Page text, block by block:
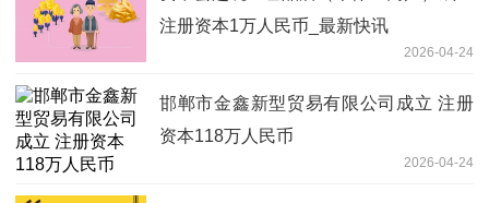
注册资本1万人民币_最新快讯
2026-04-24
邯郸市金鑫新型贸易有限公司成立 注册
资本118万人民币
2026-04-24